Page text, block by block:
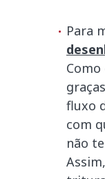
Para
fluxo
com
não